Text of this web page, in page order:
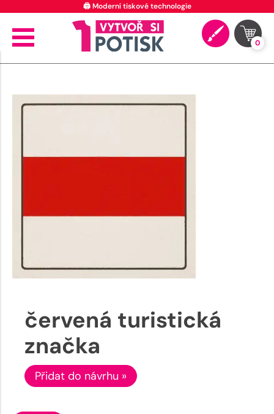
🖨️ Moderní tiskové technologie
0
červená turistická
značka
Přidat do návrhu »